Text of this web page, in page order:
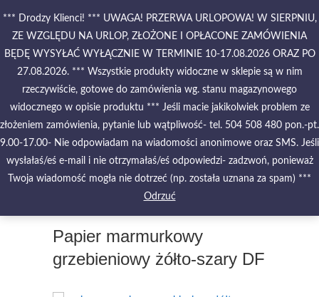
*** Drodzy Klienci! *** UWAGA! PRZERWA URLOPOWA! W SIERPNIU,
ZE WZGLĘDU NA URLOP, ZŁOŻONE I OPŁACONE ZAMÓWIENIA
BĘDĘ WYSYŁAĆ WYŁĄCZNIE W TERMINIE 10-17.08.2026 ORAZ PO
27.08.2026. *** Wszystkie produkty widoczne w sklepie są w nim
rzeczywiście, gotowe do zamówienia wg. stanu magazynowego
widocznego w opisie produktu *** Jeśli macie jakikolwiek problem ze
złożeniem zamówienia, pytanie lub wątpliwość- tel. 504 508 480 pon.-pt.
9.00-17.00- Nie odpowiadam na wiadomości anonimowe oraz SMS. Jeśli
wysłałaś/eś e-mail i nie otrzymałaś/eś odpowiedzi- zadzwoń, ponieważ
Twoja wiadomość mogła nie dotrzeć (np. została uznana za spam) ***
Odrzuć
PIĘKNO MALOWANE NA
WODZIE – PAPIERY
INTROLIGATORSKIE –
OPRAWY – ETUI – PUDEŁKA
Papier marmurkowy
grzebieniowy żółto-szary DF